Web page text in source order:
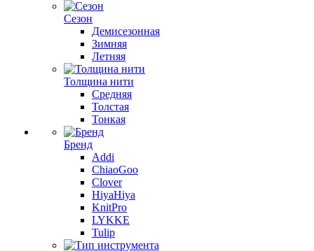
Сезон
Демисезонная
Зимняя
Летняя
Толщина нити
Средняя
Толстая
Тонкая
Бренд
Addi
ChiaoGoo
Clover
HiyaHiya
KnitPro
LYKKE
Tulip